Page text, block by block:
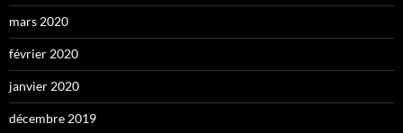
mars 2020
février 2020
janvier 2020
décembre 2019